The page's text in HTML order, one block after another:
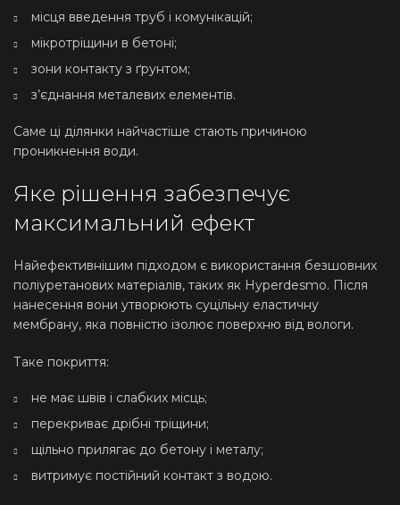
місця введення труб і комунікацій;
мікротріщини в бетоні;
зони контакту з ґрунтом;
з’єднання металевих елементів.
Саме ці ділянки найчастіше стають причиною
проникнення води.
Яке рішення забезпечує
максимальний ефект
Найефективнішим підходом є використання безшовних
поліуретанових матеріалів, таких як Hyperdesmo. Після
нанесення вони утворюють суцільну еластичну
мембрану, яка повністю ізолює поверхню від вологи.
Таке покриття:
не має швів і слабких місць;
перекриває дрібні тріщини;
щільно прилягає до бетону і металу;
витримує постійний контакт з водою.